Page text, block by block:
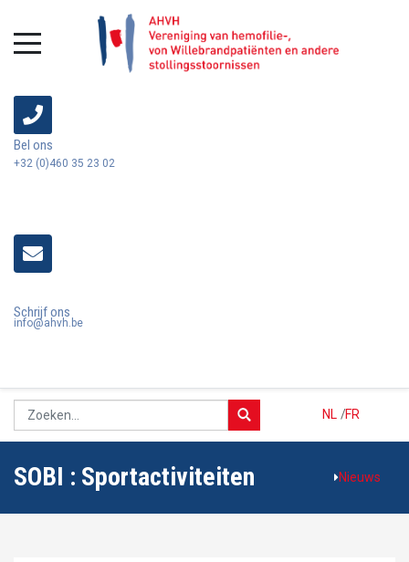
Bel ons
+32 (0)460 35 23 02
Schrijf ons
info@ahvh.be
NL FR
/
SOBI : Sportactiviteiten Nieuws